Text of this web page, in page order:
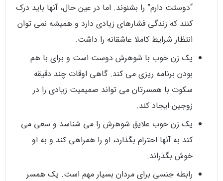
“دوستت دارم” را بشنوند. اما در عین حال، آنها باید درک
کنند که زندگی فشارهای زیادی دارد و همیشه نمی توان
انتظار شرایط کاملا عاشقانه را داشت.
یک زن خوب با شوهرش دوست است و برای با هم
بودن برنامه ریزی می کند. گاهی اوقات چند دقیقه
سکوت با همسرتان می تواند صمیمیت زیادی را در
زوجین ایجاد کند.
یک زن خوب علایق شوهرش را می شناسد و سعی می
کند به آنها احترام بگذارد، او را همراهی کند و به او
خوش بگذراند.
رابطه جنسی برای مردان بسیار مهم است. یک همسر